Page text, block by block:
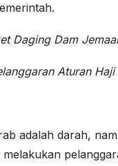
Daging Dam
Aturan
adalah darah,